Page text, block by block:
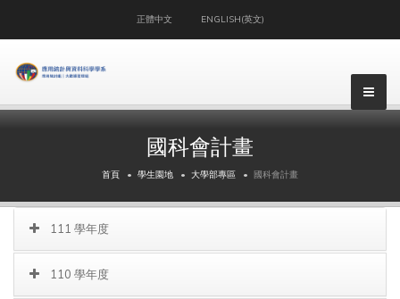
正體中文 ENGLISH(英文)
▼
國科會計畫
首頁 學生園地 大學部專區 國科會計畫
111 學年度
110 學年度